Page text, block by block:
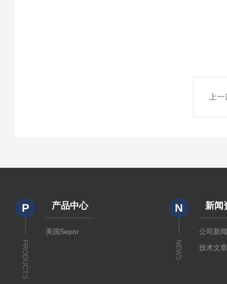
上
P
PRODUCTS
产品中心
美国Sepor
N
NEWS
新闻
公司新
技术文